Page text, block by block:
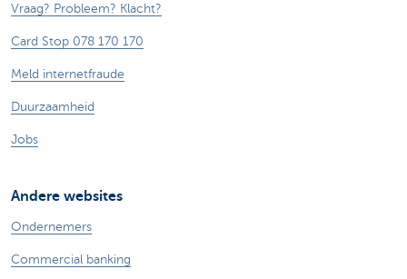
Vraag? Probleem? Klacht?
Card Stop 078 170 170
Meld internetfraude
Duurzaamheid
Jobs
Andere websites
Ondernemers
Commercial banking